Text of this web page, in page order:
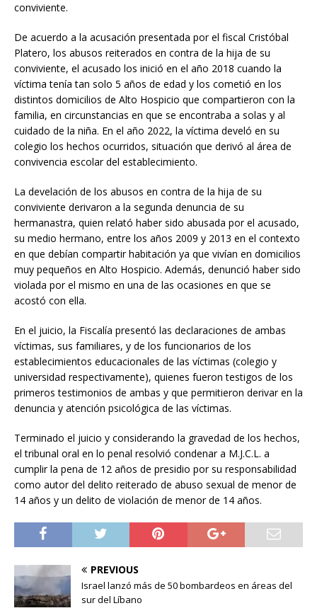
conviviente.
De acuerdo a la acusación presentada por el fiscal Cristóbal
Platero, los abusos reiterados en contra de la hija de su
conviviente, el acusado los inició en el año 2018 cuando la
víctima tenía tan solo 5 años de edad y los cometió en los
distintos domicilios de Alto Hospicio que compartieron con la
familia, en circunstancias en que se encontraba a solas y al
cuidado de la niña. En el año 2022, la víctima develó en su
colegio los hechos ocurridos, situación que derivó al área de
convivencia escolar del establecimiento.
La develación de los abusos en contra de la hija de su
conviviente derivaron a la segunda denuncia de su
hermanastra, quien relató haber sido abusada por el acusado,
su medio hermano, entre los años 2009 y 2013 en el contexto
en que debían compartir habitación ya que vivían en domicilios
muy pequeños en Alto Hospicio. Además, denunció haber sido
violada por el mismo en una de las ocasiones en que se
acostó con ella.
En el juicio, la Fiscalía presentó las declaraciones de ambas
víctimas, sus familiares, y de los funcionarios de los
establecimientos educacionales de las víctimas (colegio y
universidad respectivamente), quienes fueron testigos de los
primeros testimonios de ambas y que permitieron derivar en la
denuncia y atención psicológica de las víctimas.
Terminado el juicio y considerando la gravedad de los hechos,
el tribunal oral en lo penal resolvió condenar a M.J.C.L. a
cumplir la pena de 12 años de presidio por su responsabilidad
como autor del delito reiterado de abuso sexual de menor de
14 años y un delito de violación de menor de 14 años.
PREVIOUS
Israel lanzó más de 50 bombardeos en áreas del
sur del Líbano